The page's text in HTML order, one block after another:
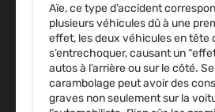
Aïe, ce type d’accident
plusieurs véhicules dû à une
effet, les deux véhicules en tête
s’entrechoquer, causant un
autos à l’arrière ou sur le côté.
carambolage peut avoir des
graves non seulement sur la